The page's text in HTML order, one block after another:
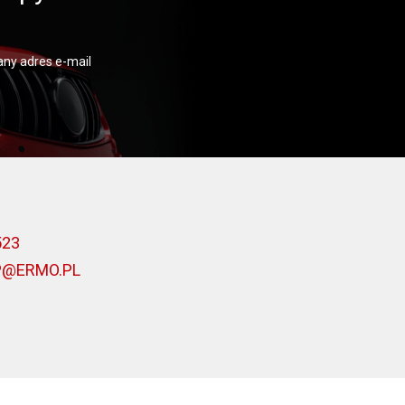
adres e-mail